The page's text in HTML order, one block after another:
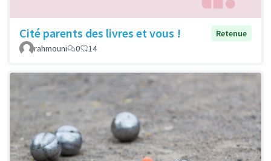
Cité parents des livres et vous !
Retenue
rahmouni
0 14